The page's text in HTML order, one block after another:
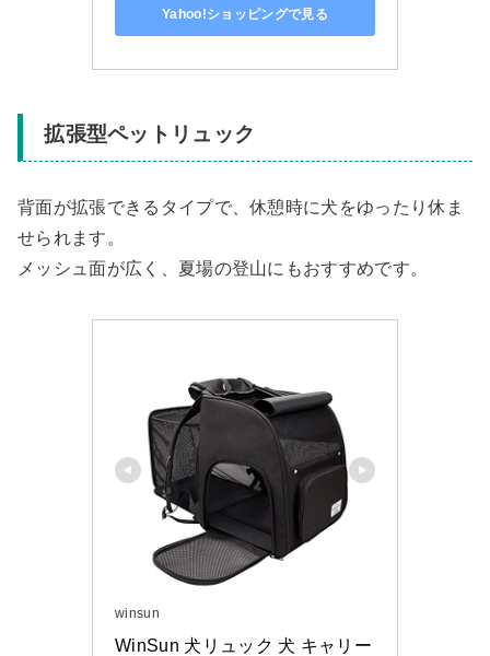
Yahoo!ショッピングで見る
拡張型ペットリュック
背面が拡張できるタイプで、休憩時に犬をゆったり休ま
せられます。
メッシュ面が広く、夏場の登山にもおすすめです。
winsun
WinSun 犬リュック 犬 キャリー